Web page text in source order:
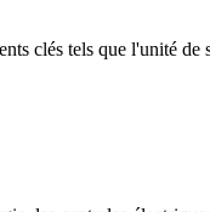
clés tels que l'unité